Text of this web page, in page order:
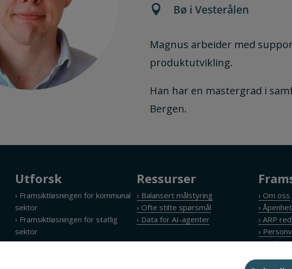
 Bø i Vesterålen
Magnus arbeider med
produktutvikling.
Han har en mastergrad i
Bergen.
Utforsk
› Framsiktløsningen for kommunal
sektor
› Framsiktløsningen for statlig
sektor
› Integrasjoner og API
Ressurser
› Balansert målstyring
› Ofte stilte spørsmål
› Data for AI-agenter
› Om oss
›
› ARP
›
› Cookie